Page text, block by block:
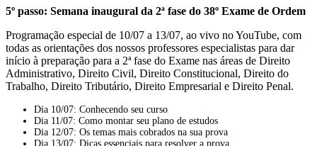
5º passo: Semana inaugural da 2ª fase do 38º Exame de Ordem
Programação especial de 10/07 a 13/07, ao vivo no YouTube, com
todas as orientações dos nossos professores especialistas para dar
início à preparação para a 2ª fase do Exame nas áreas de Direito
Administrativo, Direito Civil, Direito Constitucional, Direito do
Trabalho, Direito Tributário, Direito Empresarial e Direito Penal.
Dia 10/07: Conhecendo seu curso
Dia 11/07: Como montar seu plano de estudos
Dia 12/07: Os temas mais cobrados na sua prova
Dia 13/07: Dicas essenciais para resolver a prova